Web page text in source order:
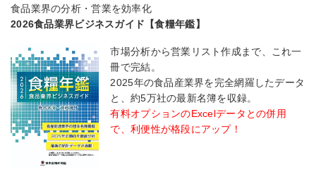
食品業界の分析・営業を効率化
2026食品業界ビジネスガイド【食糧年鑑】
市場分析から営業リスト作成まで、これ一
冊で完結。
2025年の食品産業界を完全網羅したデータ
と、約5万社の最新名簿を収録。
有料オプションのExcelデータとの併用
で、利便性が格段にアップ！